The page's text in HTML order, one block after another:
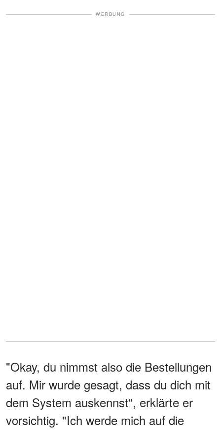
WERBUNG
"Okay, du nimmst also die Bestellungen
auf. Mir wurde gesagt, dass du dich mit
dem System auskennst", erklärte er
vorsichtig. "Ich werde mich auf die